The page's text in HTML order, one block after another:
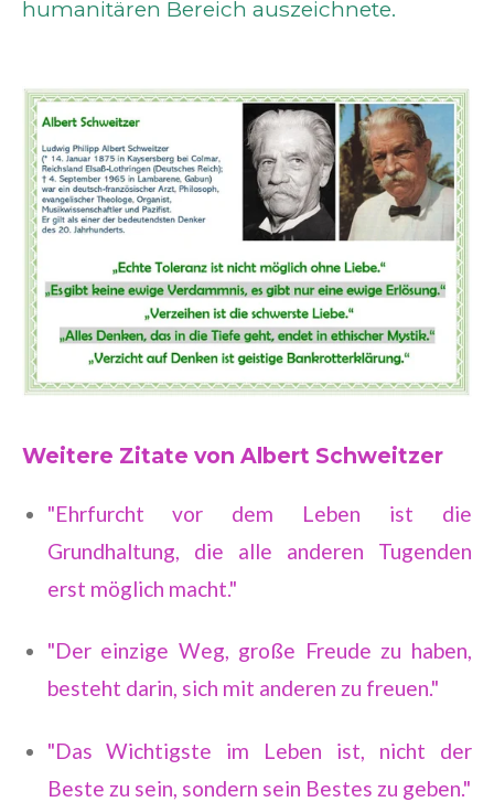
humanitären Bereich auszeichnete.
Weitere Zitate von Albert Schweitzer
"Ehrfurcht vor dem Leben ist die
Grundhaltung, die alle anderen Tugenden
erst möglich macht."
"Der einzige Weg, große Freude zu haben,
besteht darin, sich mit anderen zu freuen."
"Das Wichtigste im Leben ist, nicht der
Beste zu sein, sondern sein Bestes zu geben."